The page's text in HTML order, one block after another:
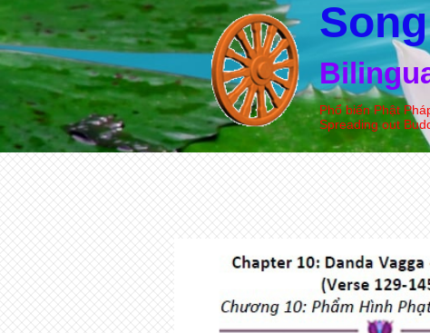
Phổ biến Phật
Spreading out